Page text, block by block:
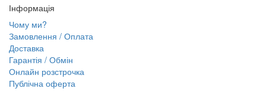
Інформація
Чому ми?
Замовлення / Оплата
Доставка
Гарантія / Обмін
Онлайн розстрочка
Публічна оферта